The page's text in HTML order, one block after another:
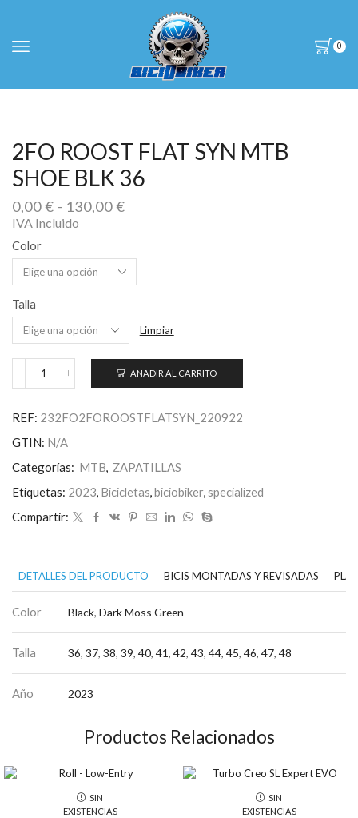
0
2FO ROOST FLAT SYN MTB
SHOE BLK 36
0,00€ - 130,00€Rango
desde
0,00 €
hasta
IVA Incluido
Color
Talla
Limpiar
2FO
SYN
MTB
SHOE
BLK
cantidad
AÑADIR AL CARRITO
REF: 232FO2FOROOSTFLATSYN_220922
GTIN: N/A
Categorías: MTB, ZAPATILLAS
Etiquetas: 2023, Bicicletas,biciobiker,specialized
Compartir:
DETALLES DEL PRODUCTO BICIS MONTADAS Y REVISADAS
Color Black, Dark Moss Green
Talla 36, 37, 38, 39, 40, 41, 42, 43, 44, 45, 46, 47, 48
Año 2023
Productos Relacionados
SIN
EXISTENCIAS
SIN
EXISTENCIAS